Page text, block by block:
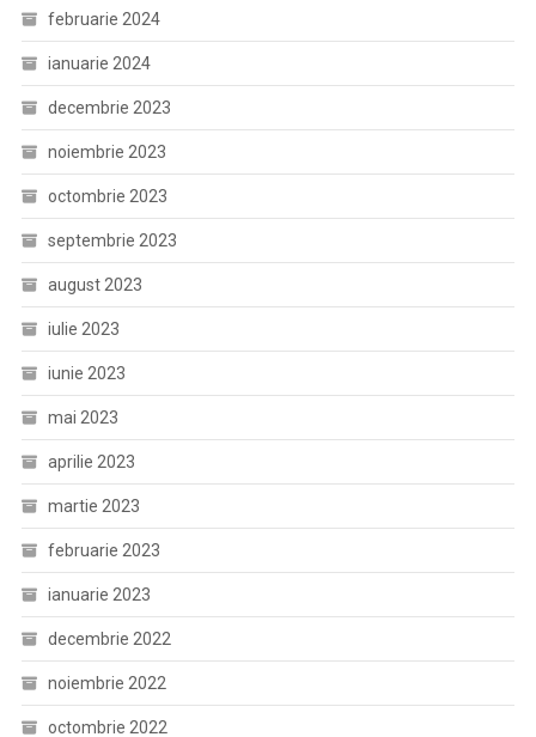
februarie 2024
ianuarie 2024
decembrie 2023
noiembrie 2023
octombrie 2023
septembrie 2023
august 2023
iulie 2023
iunie 2023
mai 2023
aprilie 2023
martie 2023
februarie 2023
ianuarie 2023
decembrie 2022
noiembrie 2022
octombrie 2022